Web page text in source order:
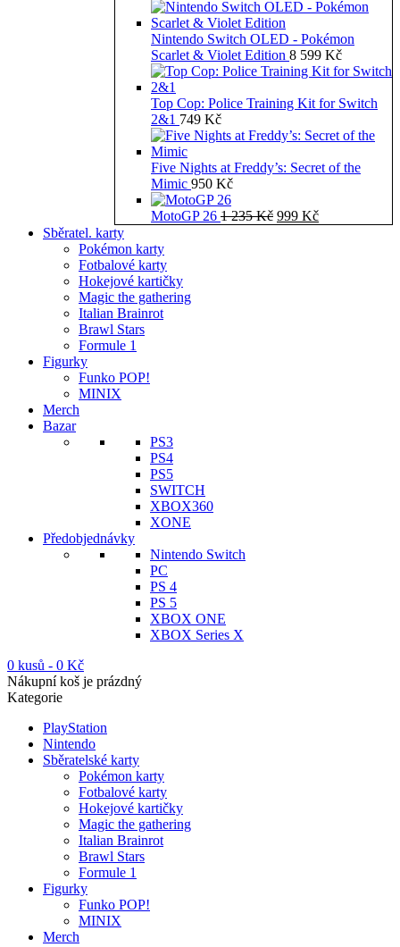
Nintendo Switch OLED - Pokémon
Scarlet & Violet Edition 8 599 Kč
Top Cop: Police Training Kit for Switch
2&1 749 Kč
Five Nights at Freddy’s: Secret of the
Mimic 950 Kč
MotoGP 26 1 235Kč Původní
999 KčAktuální
Sběratel. karty
Pokémon karty
Fotbalové karty
Hokejové kartičky
Magic the gathering
Italian Brainrot
Brawl Stars
Formule 1
Figurky
Funko POP!
MINIX
Merch
Bazar
PS3
PS4
PS5
SWITCH
XBOX360
XONE
Předobjednávky
Nintendo Switch
PC
PS 4
PS 5
XBOX ONE
XBOX Series X
0 kusů - 0 Kč
Nákupní koš je prázdný
Kategorie
PlayStation
Nintendo
Sběratelské karty
Pokémon karty
Fotbalové karty
Hokejové kartičky
Magic the gathering
Italian Brainrot
Brawl Stars
Formule 1
Figurky
Funko POP!
MINIX
Merch